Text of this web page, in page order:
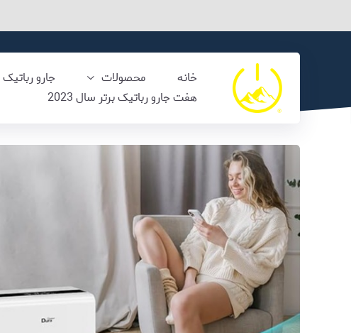
خانه محصولات جارو رباتیک
هفت جارو رباتیک برتر سال 2023